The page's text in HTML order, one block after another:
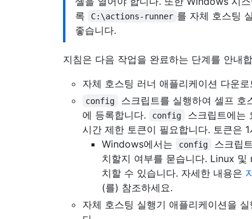
록
C:\actions-runner 를 자체 호스팅
좋습니다.
지침은 다음 작업을 완료하는 단계를 안내
자체 호스팅 러너 애플리케이션 다운
config
스크립트를 실행하여 셀프
에 등록합니다.
config
스크립트에는
시간 제한 토큰이 필요합니다. 토큰은
Windows에서는
config
스크립
치할지 여부를 묻습니다. Linux
치할 수 있습니다. 자세한 내용은
(를) 참조하세요.
자체 호스팅 실행기 애플리케이션을